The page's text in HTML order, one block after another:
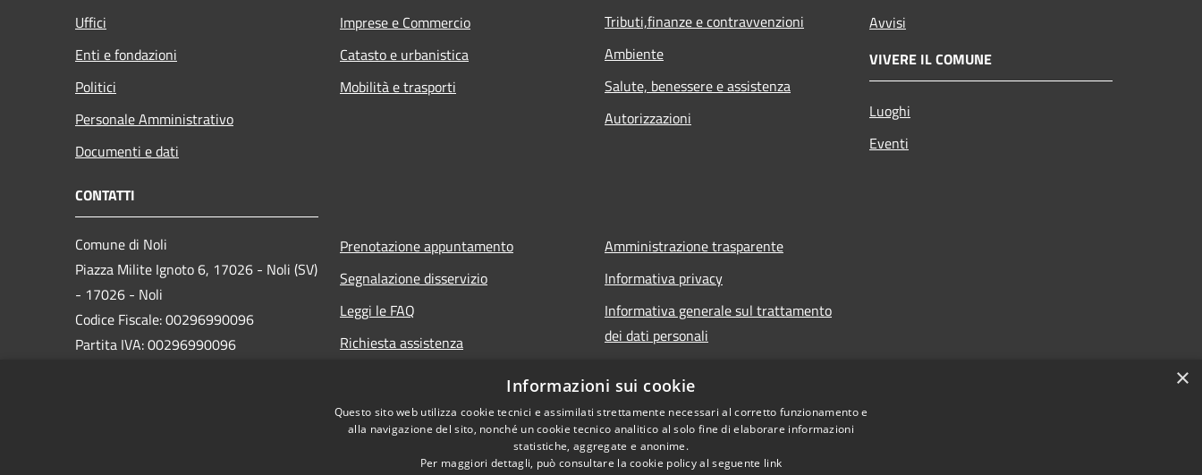
Uffici
Enti e fondazioni
Politici
Personale Amministrativo
Documenti e dati
Imprese e Commercio
Catasto e urbanistica
Mobilità e trasporti
Tributi,finanze e contravvenzioni
Ambiente
Salute, benessere e assistenza
Autorizzazioni
Avvisi
VIVERE IL COMUNE
Luoghi
Eventi
CONTATTI
Comune di Noli
Piazza Milite Ignoto 6, 17026 - Noli (SV)
- 17026 - Noli
Codice Fiscale: 00296990096
Partita IVA: 00296990096
Prenotazione appuntamento
Segnalazione disservizio
Leggi le FAQ
Richiesta assistenza
Amministrazione trasparente
Informativa privacy
Informativa generale sul trattamento
dei dati personali
×
Informazioni sui cookie
Questo sito web utilizza cookie tecnici e assimilati strettamente necessari al corretto funzionamento e
alla navigazione del sito, nonché un cookie tecnico analitico al solo fine di elaborare informazioni
statistiche, aggregate e anonime.
Per maggiori dettagli, può consultare la cookie policy al seguente link